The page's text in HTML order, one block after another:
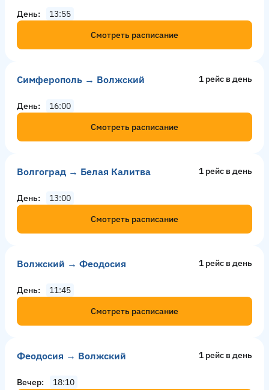
День
13:55
Смотреть расписание
Симферополь → Волжский 1 рейс в день
День
16:00
Смотреть расписание
Волгоград → Белая Калитва 1 рейс в день
День
13:00
Смотреть расписание
Волжский → Феодосия 1 рейс в день
День
11:45
Смотреть расписание
Феодосия → Волжский 1 рейс в день
Вечер
18:10